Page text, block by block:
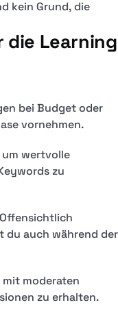
kein Grund, die
Learning
bei Budget oder
vornehmen.
um wertvolle
zu
Offensichtlich
du auch während der
moderaten
zu erhalten.